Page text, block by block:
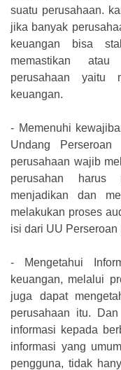
suatu perusahaan.
jika banyak
keuangan bisa
memastikan
perusahaan yaitu
keuangan.
- Memenuhi
Undang
perusahaan wajib
perusahan harus
menjadikan dan
melakukan proses
isi dari UU Perseroan
-
Mengetahui
keuangan, melalui
juga dapat
perusahaan itu.
informasi kepada
informasi yang
pengguna, tidak